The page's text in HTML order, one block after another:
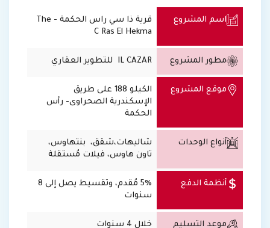
اسم المشروع
قرية ذا سي راس الحكمة - The
C Ras El Hekma
مطور المشروع IL CAZAR للتطوير العقاري
موقع المشروع
الكيلو 188 على طريق
الإسكندرية الصحراوى- رأس
الحكمة
أنواع الوحدات
شاليهات،شقق، بنتهاوس،
تاون هاوس، فيلات مُستقلة
أنظمة الدفع
5% مُقدم، وتقسيط يصل إلى 8
سنوات
موعد التسليم خلال 4 سنوات